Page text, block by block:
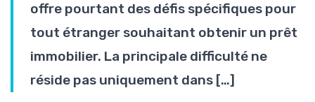
offre pourtant des défis spécifiques pour
tout étranger souhaitant obtenir un prêt
immobilier. La principale difficulté ne
réside pas uniquement dans […]